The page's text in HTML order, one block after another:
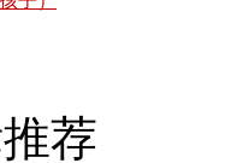
荐